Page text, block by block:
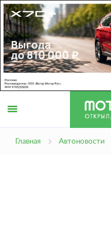
Главная Автоновости